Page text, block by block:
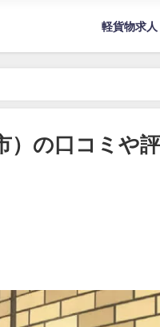
軽貨物求人
）の口コミや